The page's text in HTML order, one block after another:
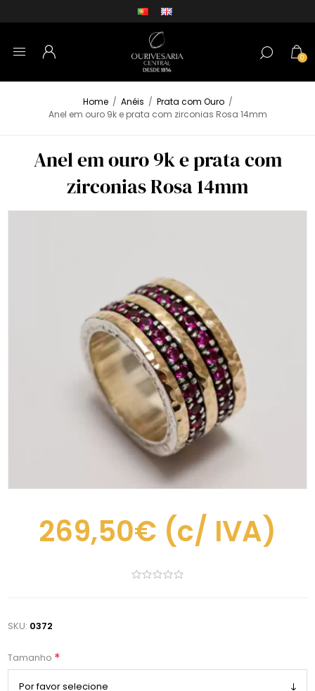
0
Home / Anéis / Prata com Ouro /
Anel em ouro 9k e prata com zirconias Rosa 14mm
Anel em ouro 9k e prata com
zirconias Rosa 14mm
269,50€ (c/ IVA)
SKU: 0372
Tamanho *